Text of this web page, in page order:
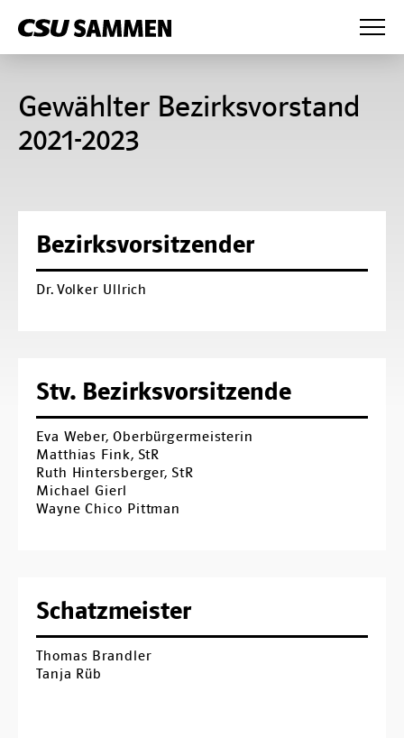
Wahlprogramm
Presse
Ortsverbände
Arbeitsgemeinschaften
Arbeitskreise
Gewählter Bezirksvorstand
2021-2023
Bezirksvorsitzender
Dr. Volker Ullrich
Stv. Bezirksvorsitzende
Eva Weber, Oberbürgermeisterin
Matthias Fink, StR
Ruth Hintersberger, StR
Michael Gierl
Wayne Chico Pittman
Schatzmeister
Thomas Brandler
Tanja Rüb